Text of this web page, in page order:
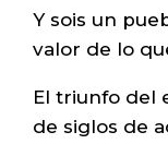
Y sois un
valor de lo
El triunfo del
de siglos de